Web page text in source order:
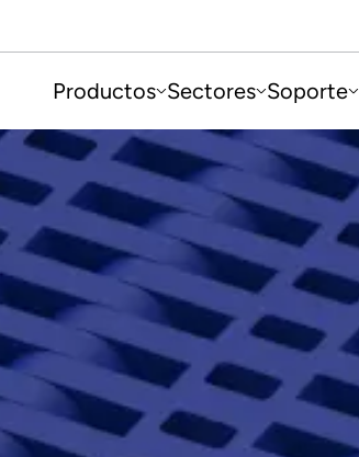
Productos Sectores Soporte